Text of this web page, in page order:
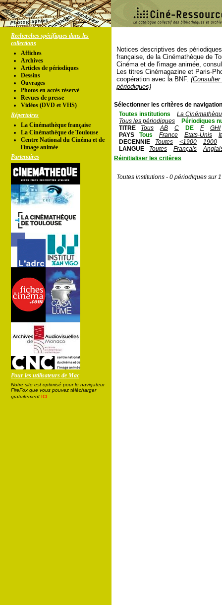
Recherches spécifiques dans les
collections
Affiches
Archives
Articles de périodiques
Dessins
Ouvrages
Photos en accés réservé
Revues de presse
Vidéos (DVD et VHS)
Répertoires
La Cinémathèque française
La Cinémathèque de Toulouse
Centre National du Cinéma et de
l'image animée
Partenaires
Pour les utilisateurs de Mac
Notre site est optimisé pour le navigateur
FireFox que vous pouvez télécharger
gratuitement ici
Notices descriptives des
française, de la Cinémathèque de
Cinéma et de l'image animée,
Les titres Cinémagazine et Paris-
coopération avec la BNF.
périodiques)
Sélectionner les critères de
Toutes institutions
La
Tous les périodiques
Périodiques
TITRE
Tous AB C DE F
GHI
PAYS
Tous France Etats-Unis
DECENNIE
Toutes <1900
1900
LANGUE
Toutes Français
Réinitialiser les critères
Toutes institutions - 0 périodiques sur